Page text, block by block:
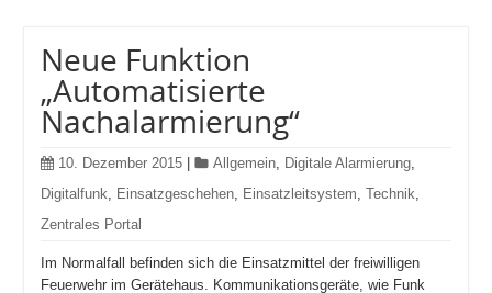
Neue Funktion
„Automatisierte
Nachalarmierung“
10. Dezember 2015 Allgemein, Digitale Alarmierung,
Digitalfunk, Einsatzgeschehen, Einsatzleitsystem,Technik,
Zentrales Portal
Im Normalfall befinden sich die Einsatzmittel der freiwilligen
Feuerwehr im Gerätehaus. Kommunikationsgeräte, wie Funk